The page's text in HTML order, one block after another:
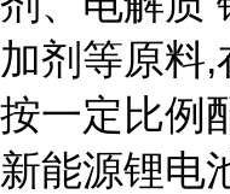
加剂等原料,
按一定比例
新能源锂电